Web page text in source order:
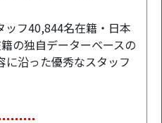
フ40,844名在籍・日本
の独自データーベースの
に沿った優秀なスタッフ